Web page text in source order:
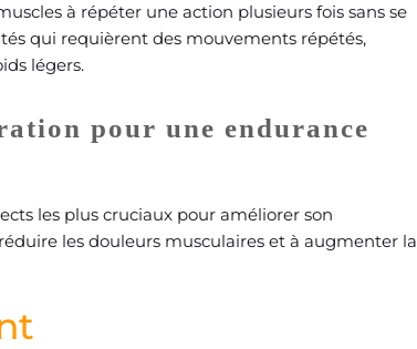
à répéter une action plusieurs fois sans se
qui requièrent des mouvements répétés,
légers.
pour une endurance
les plus cruciaux pour améliorer son
les douleurs musculaires et à augmenter la